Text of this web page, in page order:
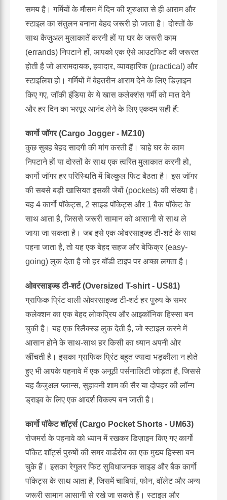
समय है। गर्मियों के मौसम में दिन की शुरुआत से ही आराम और
स्टाइल का संतुलन बनाना बेहद जरूरी हो जाता है। दोस्तों के
साथ कैजुअल मुलाकातें करनी हों या घर के जरूरी काम
(errands) निपटाने हों, आपको एक ऐसे आउटफिट की जरूरत
होती है जो आरामदायक, हवादार, व्यावहारिक (practical) और
स्टाइलिश हो। गर्मियों में बेहतरीन आराम देने के लिए डिज़ाइन
किए गए, जॉकी इंडिया के ये खास कलेक्शंस गर्मी को मात देने
और हर दिन का भरपूर आनंद लेने के लिए एकदम सही हैं:
कार्गो जॉगर (Cargo Jogger - MZ10)
कुछ सुबह बेहद सादगी की मांग करती हैं। चाहे घर के काम
निपटाने हों या दोस्तों के साथ एक त्वरित मुलाकात करनी हो,
कार्गो जॉगर हर परिस्थिति में बिल्कुल फिट बैठता है। इस जॉगर
की सबसे बड़ी खासियत इसकी जेबों (pockets) की संख्या है।
यह 4 कार्गो पॉकेट्स, 2 साइड पॉकेट्स और 1 बैक पॉकेट के
साथ आता है, जिससे जरूरी सामान को आसानी से साथ ले
जाया जा सकता है। जब इसे एक ओवरसाइज्ड टी-शर्ट के साथ
पहना जाता है, तो यह एक बेहद सहज और बेफिक्र (easy-
going) लुक देता है जो हर बॉडी टाइप पर अच्छा लगता है।
ओवरसाइज्ड टी-शर्ट (Oversized T-shirt - US81)
ग्राफिक प्रिंट वाली ओवरसाइज्ड टी-शर्ट हर पुरुष के समर
कलेक्शन का एक बेहद लोकप्रिय और आइकॉनिक हिस्सा बन
चुकी है। यह एक रिलैक्स्ड लुक देती है, जो स्टाइल करने में
आसान होने के साथ-साथ हर किसी का ध्यान अपनी ओर
खींचती है। इसका ग्राफिक प्रिंट बहुत ज्यादा भड़कीला न होते
हुए भी आपके पहनावे में एक अनूठी पर्सनालिटी जोड़ता है, जिससे
यह कैजुअल प्लान्स, सुहावनी शाम की सैर या दोपहर की लॉन्ग
ड्राइव के लिए एक आदर्श विकल्प बन जाती है।
कार्गो पॉकेट शॉर्ट्स (Cargo Pocket Shorts - UM63)
रोजमर्रा के पहनावे को ध्यान में रखकर डिज़ाइन किए गए कार्गो
पॉकेट शॉर्ट्स पुरुषों की समर वार्डरोब का एक मुख्य हिस्सा बन
चुके हैं। इसका रेगुलर फिट सुविधाजनक साइड और बैक कार्गो
पॉकेट्स के साथ आता है, जिसमें चाबियां, फोन, वॉलेट और अन्य
जरूरी सामान आसानी से रखे जा सकते हैं। स्टाइल और